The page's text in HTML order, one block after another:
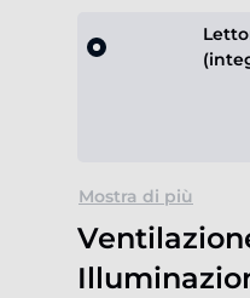
Mostra di più